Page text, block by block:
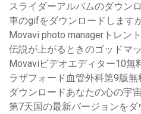
スライダーアルバムのダウン
車のgifをダウンロードします
Movavi photo managerトレン
伝説が上がるときのゴッドマ
Movaviビデオエディター10無
ラザフォード血管外科第9版
ダウンロードあなたの心の宇
第7天国の最新バージョンをダ